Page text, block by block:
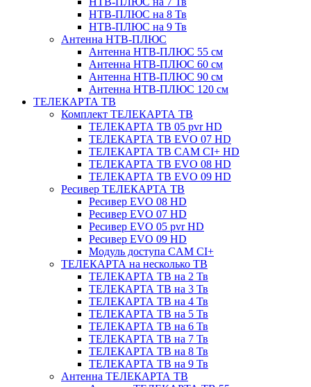
НТВ-ПЛЮС на 8 Тв
НТВ-ПЛЮС на 9 Тв
Антенна НТВ-ПЛЮС
Антенна НТВ-ПЛЮС 55 см
Антенна НТВ-ПЛЮС 60 см
Антенна НТВ-ПЛЮС 90 см
Антенна НТВ-ПЛЮС 120 см
ТЕЛЕКАРТА ТВ
Комплект ТЕЛЕКАРТА ТВ
ТЕЛЕКАРТА ТВ 05 pvr HD
ТЕЛЕКАРТА ТВ EVO 07 HD
ТЕЛЕКАРТА ТВ CAM CI+ HD
ТЕЛЕКАРТА ТВ EVO 08 HD
ТЕЛЕКАРТА ТВ EVO 09 HD
Ресивер ТЕЛЕКАРТА ТВ
Ресивер EVO 08 HD
Ресивер EVO 07 HD
Ресивер EVO 05 pvr HD
Ресивер EVO 09 HD
Модуль доступа CAM CI+
ТЕЛЕКАРТА на несколько ТВ
ТЕЛЕКАРТА ТВ на 2 Тв
ТЕЛЕКАРТА ТВ на 3 Тв
ТЕЛЕКАРТА ТВ на 4 Тв
ТЕЛЕКАРТА ТВ на 5 Тв
ТЕЛЕКАРТА ТВ на 6 Тв
ТЕЛЕКАРТА ТВ на 7 Тв
ТЕЛЕКАРТА ТВ на 8 Тв
ТЕЛЕКАРТА ТВ на 9 Тв
Антенна ТЕЛЕКАРТА ТВ